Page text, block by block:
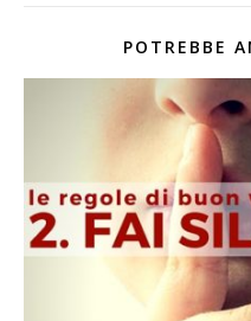
POTREBBE